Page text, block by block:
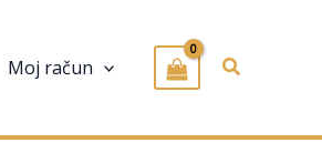
Moj račun